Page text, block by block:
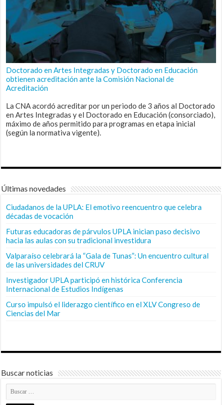
Doctorado en Artes Integradas y Doctorado en Educación
obtienen acreditación ante la Comisión Nacional de
Acreditación
La CNA acordó acreditar por un periodo de 3 años al Doctorado
en Artes Integradas y el Doctorado en Educación (consorciado),
máximo de años permitido para programas en etapa inicial
(según la normativa vigente).
Últimas novedades
Ciudadanos de la UPLA: El emotivo reencuentro que celebra
décadas de vocación
Futuras educadoras de párvulos UPLA inician paso decisivo
hacia las aulas con su tradicional investidura
Valparaíso celebrará la “Gala de Tunas”: Un encuentro cultural
de las universidades del CRUV
Investigador UPLA participó en histórica Conferencia
Internacional de Estudios Indígenas
Curso impulsó el liderazgo científico en el XLV Congreso de
Ciencias del Mar
Buscar noticias